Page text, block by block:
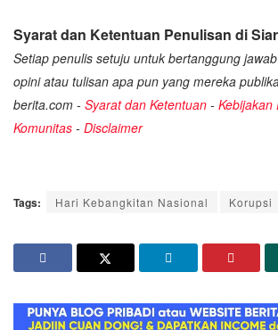
Syarat dan Ketentuan Penulisan di
Setiap penulis setuju untuk bertanggung
opini atau tulisan apa pun yang mereka
berita.com - Syarat dan Ketentuan - Kebijakan
Komunitas - Disclaimer
Tags: Hari Kebangkitan Nasional Korupsi